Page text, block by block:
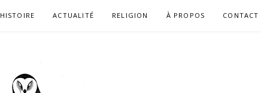
HISTOIRE ACTUALITÉ RELIGION À PROPOS CONTACT